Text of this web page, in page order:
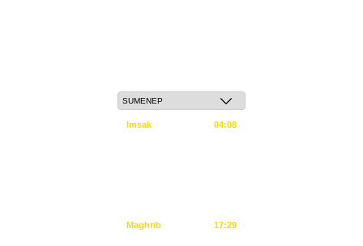
Imsak 04:08
Maghrib 17:29